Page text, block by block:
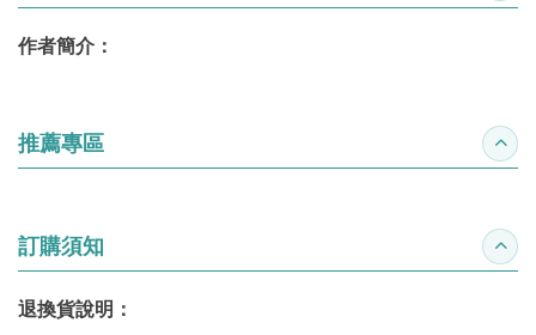
作者簡介：
推薦專區 收合
訂購須知 收合
退換貨說明：